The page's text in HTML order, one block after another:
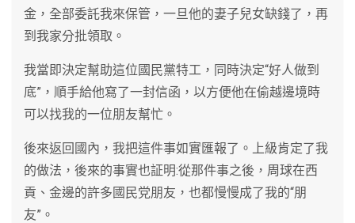
金，全部委託我來保管，一旦他的妻子兒女缺錢了，再
到我家分批領取。
我當即決定幫助這位國民黨特工，同時決定“好人做到
底”，順手給他寫了一封信函，以方便他在偷越邊境時
可以找我的一位朋友幫忙。
後來返回國內，我把這件事如實匯報了。上級肯定了我
的做法，後來的事實也証明:從那件事之後，周球在西
貢、金邊的許多國民党朋友，也都慢慢成了我的“朋
友”。